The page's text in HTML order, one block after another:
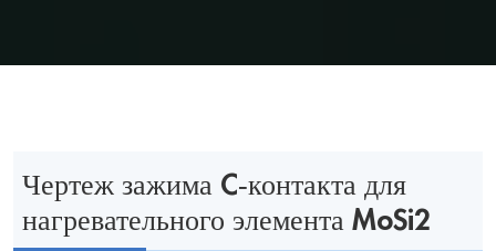
Чертеж зажима C-контакта для
нагревательного элемента MoSi2